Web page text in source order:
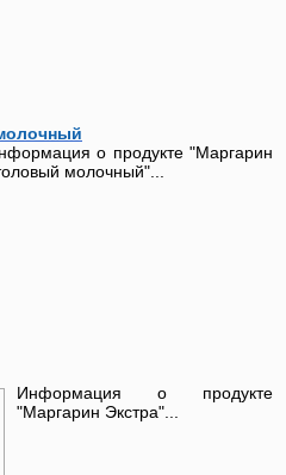
о продукте "Маргарин
молочный"...
Информация о продукте
"Маргарин Экстра"...